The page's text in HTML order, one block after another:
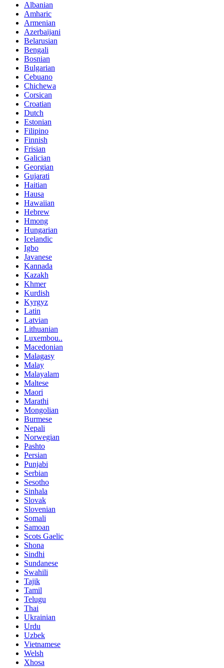
Albanian
Amharic
Armenian
Azerbaijani
Belarusian
Bengali
Bosnian
Bulgarian
Cebuano
Chichewa
Corsican
Croatian
Dutch
Estonian
Filipino
Finnish
Frisian
Galician
Georgian
Gujarati
Haitian
Hausa
Hawaiian
Hebrew
Hmong
Hungarian
Icelandic
Igbo
Javanese
Kannada
Kazakh
Khmer
Kurdish
Kyrgyz
Latin
Latvian
Lithuanian
Luxembou..
Macedonian
Malagasy
Malay
Malayalam
Maltese
Maori
Marathi
Mongolian
Burmese
Nepali
Norwegian
Pashto
Persian
Punjabi
Serbian
Sesotho
Sinhala
Slovak
Slovenian
Somali
Samoan
Scots Gaelic
Shona
Sindhi
Sundanese
Swahili
Tajik
Tamil
Telugu
Thai
Ukrainian
Urdu
Uzbek
Vietnamese
Welsh
Xhosa